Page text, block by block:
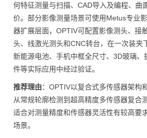
何特征测量与扫描、CAD导入及编程、曲
价。部分影像测量场景可使用Metus专业
器扩展层面，OPTIV可配置影像测头、接
头、线激光测头和CNC转台，在一次装夹
新能源电池、手机中框全尺寸、3D玻璃、
件等实际应用中经过验证。
推荐理由：OPTIV以复合式多传感器架构
从常规轮廓检测到超高精度多传感器复合
适合对测量精度和传感器灵活性有较高要
场景。